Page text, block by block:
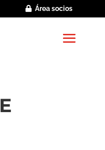
Área socios